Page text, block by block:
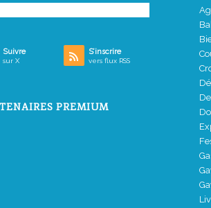
Suivre
sur X
S’inscrire
vers flux RSS
PREMIUM